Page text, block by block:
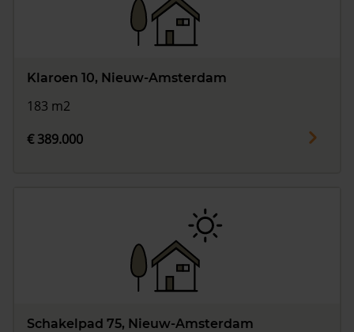
Klaroen 10, Nieuw-Amsterdam
183 m2
€ 389.000
Schakelpad 75, Nieuw-Amsterdam